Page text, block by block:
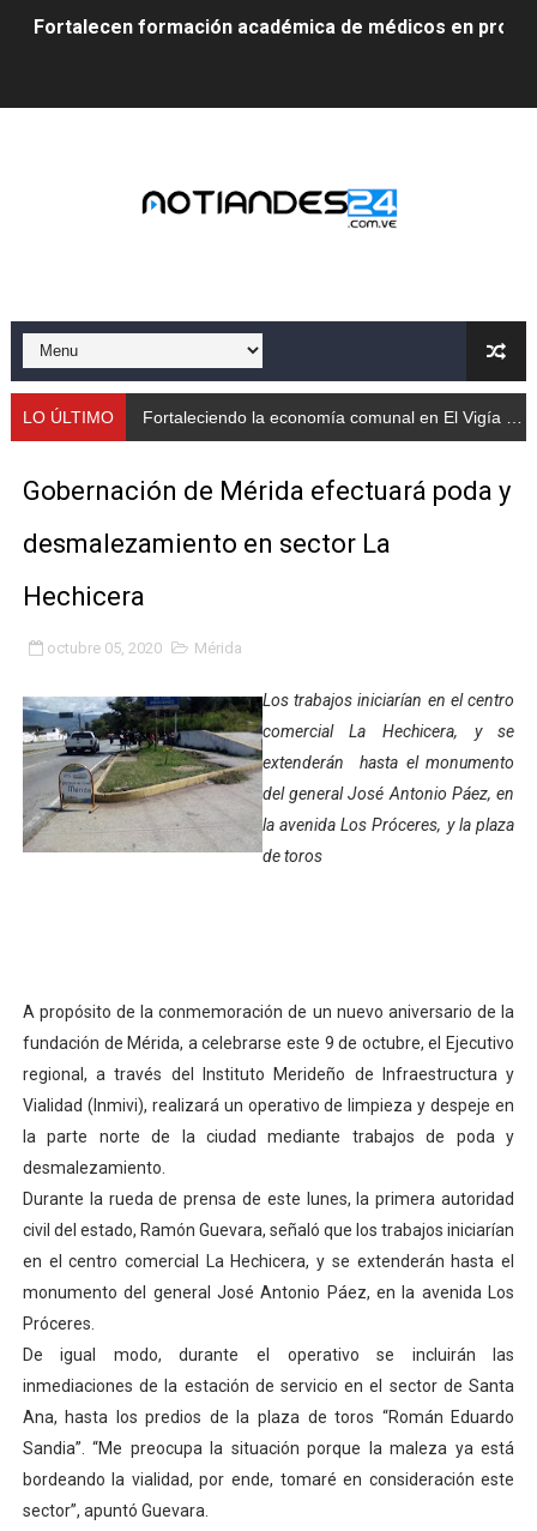
Fortalecen formación académica de médicos en
Fundecem inició con éxito el taller vacacional de
Iniciación al yoga reúne a diversos clubes deportivos
Mincomunas impulsa el autogobierno en Mérida con
Gobernación de Mérida realizó jornada socialista en
Recreación y formación fortalecen la integración
Club "Rápidos de Zea" brilló en el Primer Festival de
84 estudiantes celebraron su graduación en el
Plan Vacacional Venezuela Renace 2026 arrancó con
Venezuela Renace 2026 lleva sonrisas y prevención a
Mérida impulsa el mapa de conocimientos con
Complejo Educativo Talento Deportivo lanza Plan
Arnaldo Sánchez reinaugura Parque Recreacional
Corposalud inició talleres para aspirantes al curso de
LO ÚLTIMO Fortaleciendo la economía comunal en El Vigía con microcréditos a emprendedores y productores
Gobernación de Mérida efectuará poda y
desmalezamiento en sector La
Hechicera
octubre 05, 2020 Mérida
Los trabajos iniciarían en el centro
comercial La Hechicera, y se
extenderán hasta el monumento
del general José Antonio Páez, en
la avenida Los Próceres, y la plaza
de toros
A propósito de la conmemoración de un nuevo aniversario de la
fundación de Mérida, a celebrarse este 9 de octubre, el Ejecutivo
regional, a través del Instituto Merideño de Infraestructura y
Vialidad (Inmivi), realizará un operativo de limpieza y despeje en
la parte norte de la ciudad mediante trabajos de poda y
desmalezamiento.
Durante la rueda de prensa de este lunes, la primera autoridad
civil del estado, Ramón Guevara, señaló que los trabajos iniciarían
en el centro comercial La Hechicera, y se extenderán hasta el
monumento del general José Antonio Páez, en la avenida Los
Próceres.
De igual modo, durante el operativo se incluirán las
inmediaciones de la estación de servicio en el sector de Santa
Ana, hasta los predios de la plaza de toros “Román Eduardo
Sandia”. “Me preocupa la situación porque la maleza ya está
bordeando la vialidad, por ende, tomaré en consideración este
sector”, apuntó Guevara.